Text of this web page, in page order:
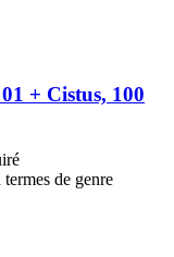
+ Cistus, 100
de genre